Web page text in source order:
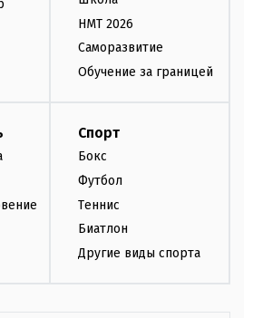
НМТ 2026
Саморазвитие
Обучение за границей
Спорт
Бокс
Футбол
Теннис
Биатлон
Другие виды спорта